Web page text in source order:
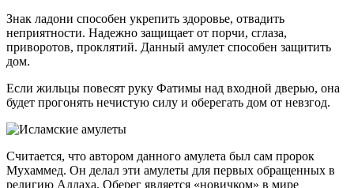
Знак ладони способен укрепить здоровье, отвадить
неприятности. Надежно защищает от порчи, сглаза,
приворотов, проклятий. Данный амулет способен защитить
дом.
Если жильцы повесят руку Фатимы над входной дверью, она
будет прогонять нечистую силу и оберегать дом от невзгод.
Считается, что автором данного амулета был сам пророк
Мухаммед. Он делал эти амулеты для первых обращенных в
религию Аллаха. Оберег является «новичком» в мире